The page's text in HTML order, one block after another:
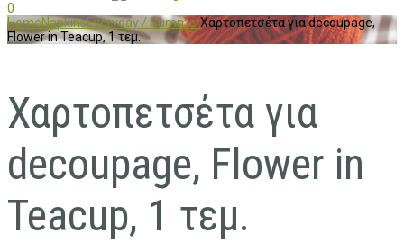
0
HomeNapkinsEveryday / SummerΧαρτοπετσέτα για decoupage,
Flower in Teacup, 1 τεμ.
Χαρτοπετσέτα για
decoupage, Flower in
Teacup, 1 τεμ.